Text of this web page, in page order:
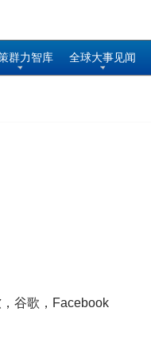
群力智库 全球大事见闻
谷歌，Facebook